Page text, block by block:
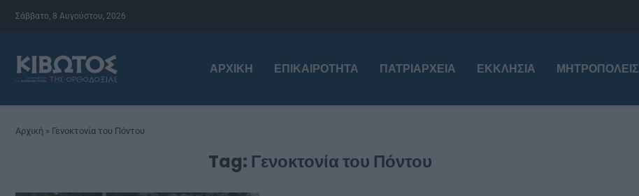
Σάββατο, 8 Αυγούστου, 2026
ΑΡΧΙΚΉ ΕΠΙΚΑΙΡΌΤΗΤΑ ΠΑΤΡΙΑΡΧΕΊΑ ΕΚΚΛΗΣΊΑ ΜΗΤΡΟΠΌΛΕΙΣ
Αρχική » Γενοκτονία του Πόντου
Tag: Γενοκτονία του Πόντου